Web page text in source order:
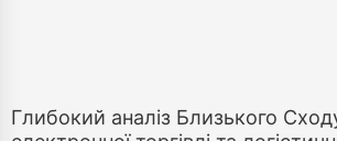
Глибокий аналіз Близького